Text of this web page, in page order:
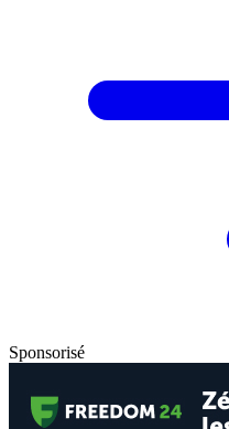
Sponsorisé